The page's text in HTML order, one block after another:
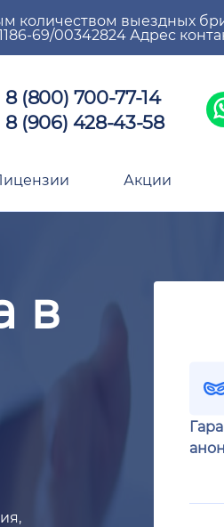
количеством выездных
69/00342824 Адрес
8 (800) 700-77-14
8 (906) 428-43-58
Акции
в